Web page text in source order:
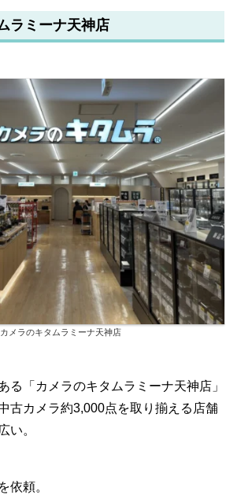
ラミーナ天神店
カメラのキタムラミーナ天神店
る「カメラのキタムラミーナ天神店」
古カメラ約3,000点を取り揃える店舗
い。
依頼。